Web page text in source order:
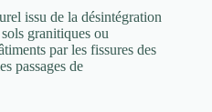
issu de la désintégration
granitiques ou
par les fissures des
passages de